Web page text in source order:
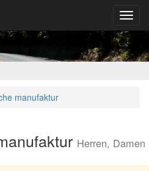
manufaktur
Herren, Damen